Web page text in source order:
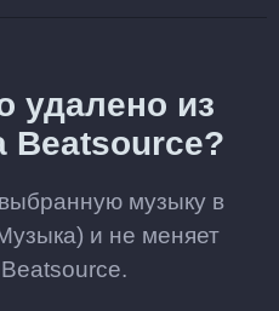
удалено из
Beatsource?
музыку в
и не меняет